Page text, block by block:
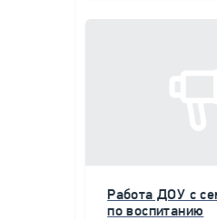
Работа ДОУ с
по воспитанию